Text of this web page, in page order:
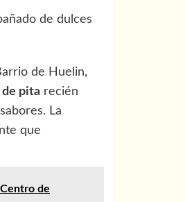
de dulces
de Huelin,
de pita recién
La
que
de